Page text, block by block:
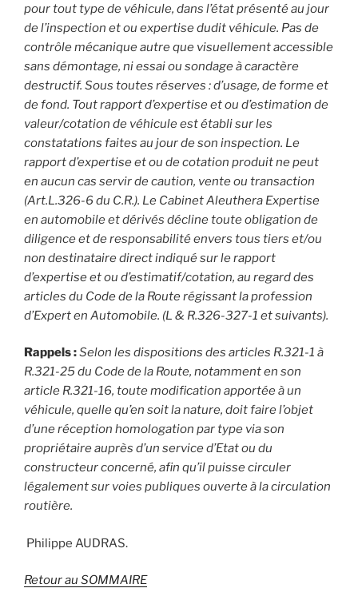
pour tout type de véhicule, dans l’état présenté au jour
de l’inspection et ou expertise dudit véhicule. Pas de
contrôle mécanique autre que visuellement accessible
sans démontage, ni essai ou sondage à caractère
destructif. Sous toutes réserves : d’usage, de forme et
de fond. Tout rapport d’expertise et ou d’estimation de
valeur/cotation de véhicule est établi sur les
constatations faites au jour de son inspection. Le
rapport d’expertise et ou de cotation produit ne peut
en aucun cas servir de caution, vente ou transaction
(Art.L.326-6 du C.R.). Le Cabinet Aleuthera Expertise
en automobile et dérivés décline toute obligation de
diligence et de responsabilité envers tous tiers et/ou
non destinataire direct indiqué sur le rapport
d’expertise et ou d’estimatif/cotation, au regard des
articles du Code de la Route régissant la profession
d’Expert en Automobile. (L & R.326-327-1 et suivants).
Rappels :Selon les dispositions des articles R.321-1 à
R.321-25 du Code de la Route, notamment en son
article R.321-16, toute modification apportée à un
véhicule, quelle qu’en soit la nature, doit faire l’objet
d’une réception homologation par type via son
propriétaire auprès d’un service d’Etat ou du
constructeur concerné, afin qu’il puisse circuler
légalement sur voies publiques ouverte à la circulation
routière.
Philippe AUDRAS.
Retour au SOMMAIRE